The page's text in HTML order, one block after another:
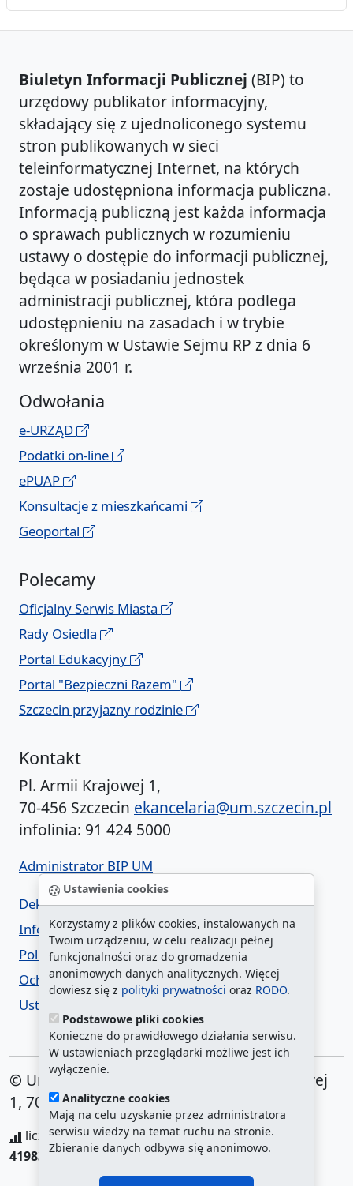
Ustawienia cookies
Korzystamy z plików cookies, instalowanych na
Twoim urządzeniu, w celu realizacji pełnej
funkcjonalności oraz do gromadzenia
anonimowych danych analitycznych. Więcej
dowiesz się z polityki prywatności oraz RODO.
Podstawowe pliki cookies
Konieczne do prawidłowego działania serwisu.
W ustawieniach przeglądarki możliwe jest ich
wyłączenie.
Analityczne cookies
Mają na celu uzyskanie przez administratora
serwisu wiedzy na temat ruchu na stronie.
Zbieranie danych odbywa się anonimowo.
Biuletyn Informacji Publicznej (BIP) to
urzędowy publikator informacyjny,
składający się z ujednoliconego systemu
stron publikowanych w sieci
teleinformatycznej Internet, na których
zostaje udostępniona informacja publiczna.
Informacją publiczną jest każda informacja
o sprawach publicznych w rozumieniu
ustawy o dostępie do informacji publicznej,
będąca w posiadaniu jednostek
administracji publicznej, która podlega
udostępnieniu na zasadach i w trybie
określonym w Ustawie Sejmu RP z dnia 6
września 2001 r.
Odwołania
e-URZĄD
Podatki on-line
ePUAP
Konsultacje z mieszkańcami
Geoportal
Polecamy
Oficjalny Serwis Miasta
Rady Osiedla
Portal Edukacyjny
Portal "Bezpieczni Razem"
Szczecin przyjazny rodzinie
Kontakt
Pl. Armii Krajowej 1,
70-456 Szczecin ekancelaria@um.szczecin.pl
infolinia: 91 424 5000
Administrator BIP UM
Deklaracja dostępności
Informacja o urzędzie w ETR
Polityka prywatności
Ochrona danych osobowych
Ustawienia cookies
© Urząd Miasta Szczecin. Plac Armii Krajowej
1, 70-456 Szczecin
liczba wyświetleń:208280897/ aktualna strona:
419838/najczęściej odwiedzane strony